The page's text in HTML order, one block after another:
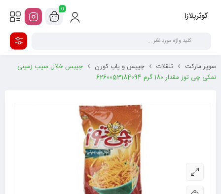
کوثرپلازا
0
سوپر مارکت تنقلات چیپس و پاپ کورن
چیپس خلال سیب زمینی
نمکی چی توز مقدار 180 گرم 6260053184094